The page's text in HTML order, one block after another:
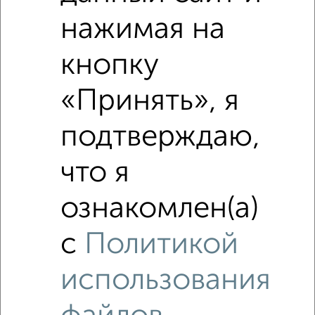
Дом 390м², 4-этажный, участок 10 сот.
33 030 304₽ 84 700 ₽за м²
Агентство, 31.07.2026
нажимая на
кнопку
«Принять», я
подтверждаю,
что я
ознакомлен(а)
с Политикой
использования